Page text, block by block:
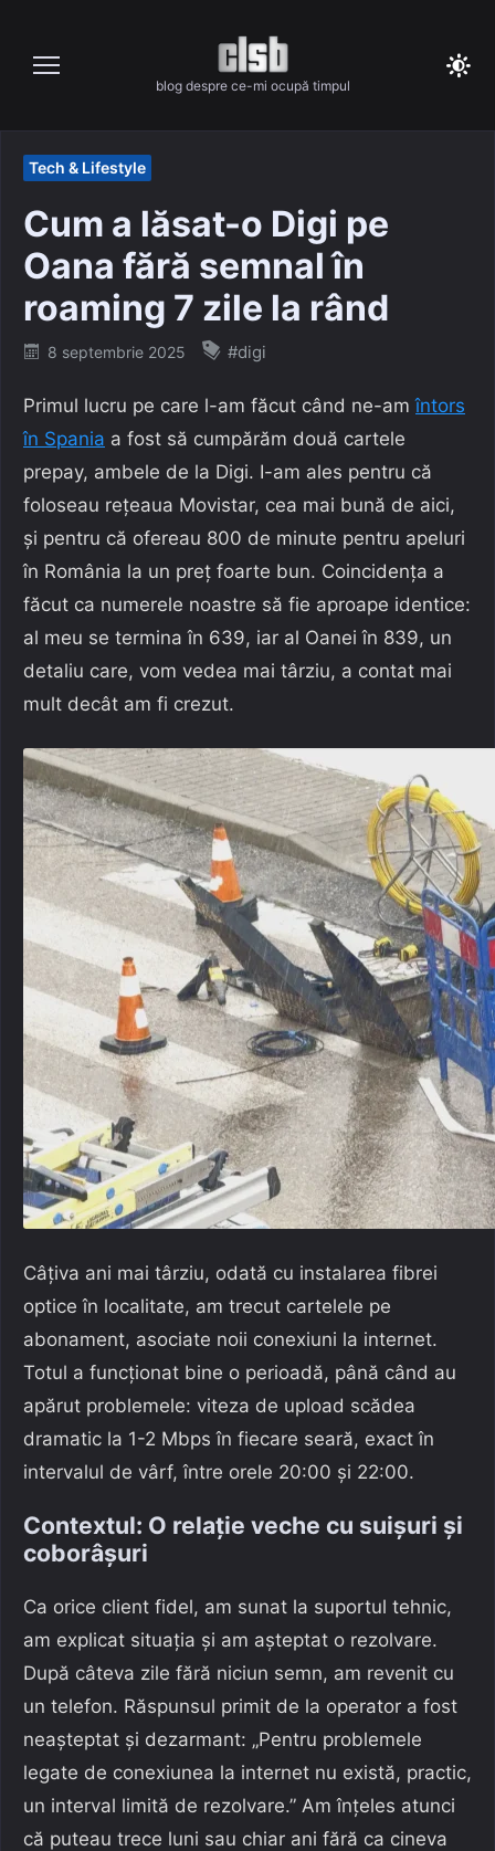
content
blog despre ce-mi ocupă timpul
Tech & Lifestyle
Cum a lăsat-o Digi pe
Oana fără semnal în
roaming 7 zile la rând
Posted
8 septembrie 2025 #digi
Primul lucru pe care l-am făcut când ne-amîntors
în Spania a fost să cumpărăm două cartele
prepay, ambele de la Digi. I-am ales pentru că
foloseau rețeaua Movistar, cea mai bună de aici,
și pentru că ofereau 800 de minute pentru apeluri
în România la un preț foarte bun. Coincidența a
făcut ca numerele noastre să fie aproape identice:
al meu se termina în 639, iar al Oanei în 839, un
detaliu care, vom vedea mai târziu, a contat mai
mult decât am fi crezut.
Câțiva ani mai târziu, odată cu instalarea fibrei
optice în localitate, am trecut cartelele pe
abonament, asociate noii conexiuni la internet.
Totul a funcționat bine o perioadă, până când au
apărut problemele: viteza de upload scădea
dramatic la 1-2 Mbps în fiecare seară, exact în
intervalul de vârf, între orele 20:00 și 22:00.
Contextul: O relație veche cu suișuri și
coborâșuri
Ca orice client fidel, am sunat la suportul tehnic,
am explicat situația și am așteptat o rezolvare.
După câteva zile fără niciun semn, am revenit cu
un telefon. Răspunsul primit de la operator a fost
neașteptat și dezarmant: „Pentru problemele
legate de conexiunea la internet nu există, practic,
un interval limită de rezolvare.” Am înțeles atunci
că puteau trece luni sau chiar ani fără ca cineva